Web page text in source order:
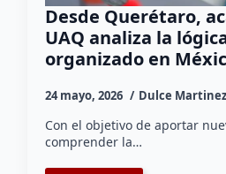
Desde Querétaro,
UAQ analiza la
organizado en
24 mayo, 2026 Dulce Martinez
Con el objetivo de aportar
comprender la…